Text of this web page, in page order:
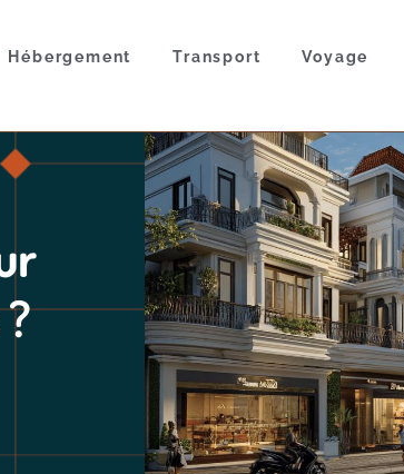
Hébergement Transport Voyage